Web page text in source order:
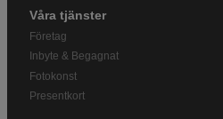
Våra tjänster
Företag
Inbyte & Begagnat
Fotokonst
Presentkort